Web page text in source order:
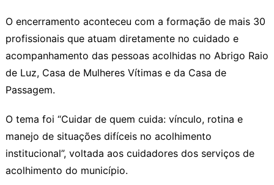
O encerramento aconteceu com a formação de mais 30
profissionais que atuam diretamente no cuidado e
acompanhamento das pessoas acolhidas no Abrigo Raio
de Luz, Casa de Mulheres Vítimas e da Casa de
Passagem.
O tema foi “Cuidar de quem cuida: vínculo, rotina e
manejo de situações difíceis no acolhimento
institucional”, voltada aos cuidadores dos serviços de
acolhimento do município.